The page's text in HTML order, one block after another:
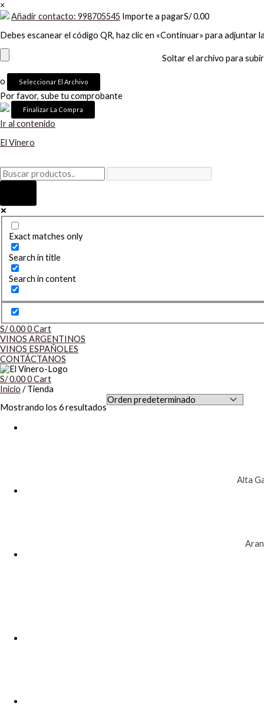
×
Añadir contacto: 998705545 Importe a pagarS/0.00
Debes escanear el código QR, haz clic en «Continuar» para
Soltar el archivo para subir
o Seleccionar El Archivo
Por favor, sube tu comprobante
Ir al contenido
El Vinero
Exact matches only
Search in title
Search in content
S/0.000Cart
VINOS ARGENTINOS
VINOS ESPAÑOLES
CONTÁCTANOS
S/0.000Cart
Inicio / Tienda
Mostrando los 6 resultados
Alta